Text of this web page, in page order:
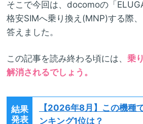
そこで今回は、docomoの「
格安SIMへ乗り換え(MNP)する際
答えました。
この記事を読み終わる頃には、 乗
解消されるでしょう。
結果
発表
【2026年8月】 この機種
ンキング1位は？